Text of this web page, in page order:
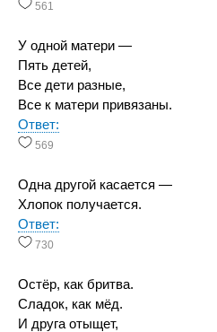
561
У одной матери —
Пять детей,
Все дети разные,
Все к матери привязаны.
Ответ:
569
Одна другой касается —
Хлопок получается.
Ответ:
730
Остёр, как бритва.
Сладок, как мёд.
И друга отыщет,